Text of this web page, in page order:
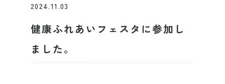
2024.11.03
健康ふれあいフェスタに参加し
ました。